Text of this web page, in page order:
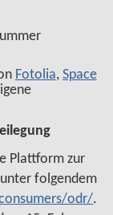
Fotolia, Space
Plattform zur
folgendem
odr/.